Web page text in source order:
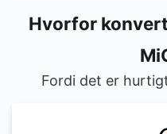
Hvorfor
Fordi det er